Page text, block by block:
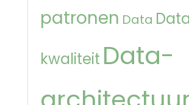
patronen Data
kwaliteit Data-